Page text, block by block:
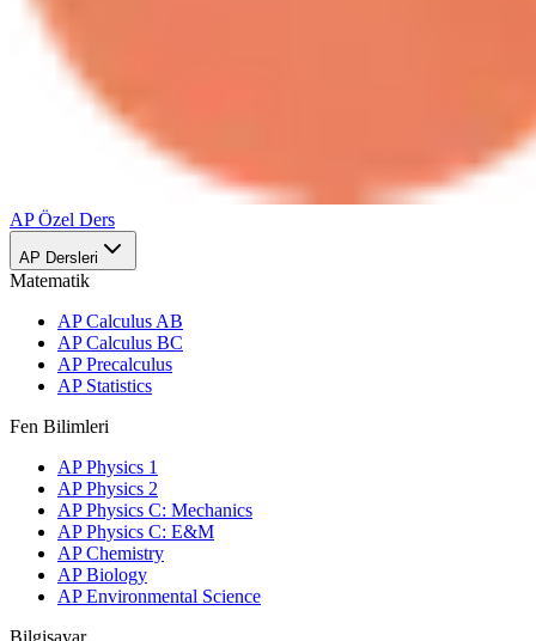
AP Özel Ders
AP Dersleri
Matematik
AP Calculus AB
AP Calculus BC
AP Precalculus
AP Statistics
Fen Bilimleri
AP Physics 1
AP Physics 2
AP Physics C: Mechanics
AP Physics C: E&M
AP Chemistry
AP Biology
AP Environmental Science
Bilgisayar